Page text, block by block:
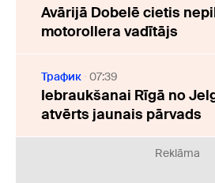
Avārijā Dobelē cietis
motorollera vadītājs
Трафик 07:39
Iebraukšanai Rīgā no
atvērts jaunais pārvads
Reklāma